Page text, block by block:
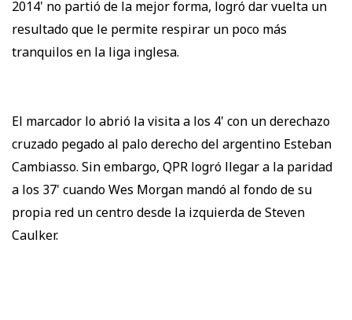
2014' no partió de la mejor forma, logró dar vuelta un
resultado que le permite respirar un poco más
tranquilos en la liga inglesa.
El marcador lo abrió la visita a los 4' con un derechazo
cruzado pegado al palo derecho del argentino Esteban
Cambiasso. Sin embargo, QPR logró llegar a la paridad
a los 37' cuando Wes Morgan mandó al fondo de su
propia red un centro desde la izquierda de Steven
Caulker.